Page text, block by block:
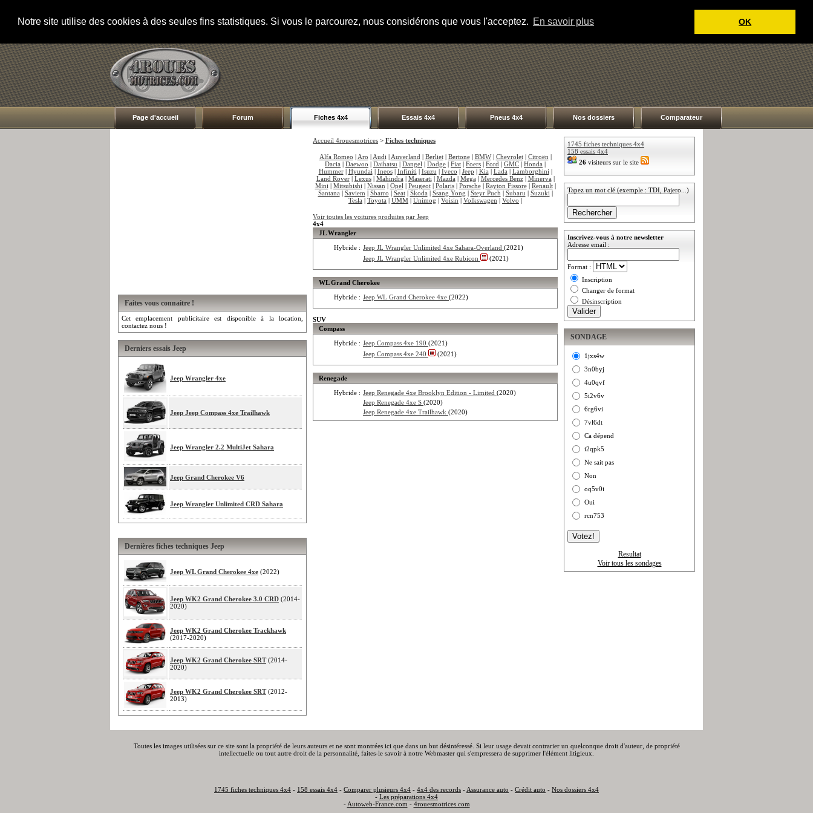
Notre site utilise des cookies à des seules fins statistiques. Si vous le parcourez, nous considérons que vous l'acceptez. En savoir plus OK
Page d'accueil Forum Fiches 4x4 Essais 4x4 Pneus 4x4 Nos dossiers Comparateur
Faites vous connaitre !
Cet emplacement publicitaire est disponible à la location,
contactez nous !
Derniers essais Jeep
Jeep Wrangler 4xe
Jeep Jeep Compass 4xe Trailhawk
Jeep Wrangler 2.2 MultiJet Sahara
Jeep Grand Cherokee V6
Jeep Wrangler Unlimited CRD Sahara
Dernières fiches techniques Jeep
Jeep WL Grand Cherokee 4xe (2022)
Jeep WK2 Grand Cherokee 3.0 CRD (2014-
2020)
Jeep WK2 Grand Cherokee Trackhawk
(2017-2020)
Jeep WK2 Grand Cherokee SRT(2014-
2020)
Jeep WK2 Grand Cherokee SRT(2012-
2013)
Accueil 4rouesmotrices > Fiches techniques
Alfa Romeo | Aro | Audi | Auverland | Berliet| Bertone| BMW| Chevrolet| Citroën |
Dacia | Daewoo | Daihatsu | Dangel | Dodge | Fiat | Foers | Ford | GMC | Honda |
Hummer| Hyundai | Ineos| Infiniti | Isuzu | Iveco | Jeep | Kia | Lada | Lamborghini |
Land Rover| Lexus| Mahindra | Maserati | Mazda | Mega | Mercedes Benz| Minerva |
Mini | Mitsubishi | Nissan | Opel | Peugeot| Polaris| Porsche| Rayton Fissore| Renault|
Santana | Saviem | Sbarro | Seat| Skoda | Ssang Yong | Steyr Puch | Subaru | Suzuki |
Tesla | Toyota | UMM | Unimog | Voisin | Volkswagen | Volvo |
Voir toutes les voitures produites par Jeep
4x4
JL Wrangler
Hybride : Jeep JL Wrangler Unlimited 4xe Sahara-Overland (2021)
Jeep JL Wrangler Unlimited 4xe Rubicon
(2021)
WL Grand Cherokee
Hybride : Jeep WL Grand Cherokee 4xe (2022)
SUV
Compass
Hybride : Jeep Compass 4xe 190 (2021)
Jeep Compass 4xe 240
(2021)
Renegade
Hybride : Jeep Renegade 4xe Brooklyn Edition - Limited (2020)
Jeep Renegade 4xe S (2020)
Jeep Renegade 4xe Trailhawk (2020)
1745 fiches techniques 4x4
158 essais 4x4
26 visiteurs sur le site
Tapez un mot clé (exemple : TDI, Pajero...)
Inscrivez-vous à notre newsletter
Adresse email :
Format :
Inscription
Changer de format
Désinscription
SONDAGE
1jxs4w
3n0byj
4u0qvf
5i2v6v
6rg6vi
7vl6dt
Ca dépend
i2qpk5
Ne sait pas
Non
oq5v0i
Oui
rcn753
Resultat
Voir tous les sondages
Toutes les images utilisées sur ce site sont la propriété de leurs auteurs et ne sont montrées ici que dans un but désintéressé. Si leur usage devait contrarier un quelconque droit d'auteur, de propriété
intellectuelle ou tout autre droit de la personnalité, faites-le savoir à notre Webmaster qui s'empressera de supprimer l'élément litigieux.
1745 fiches techniques 4x4 - 158 essais 4x4 - Comparer plusieurs 4x4 - 4x4 des records - Assurance auto - Crédit auto - Nos dossiers 4x4
- Les préparations 4x4
- Autoweb-France.com - 4rouesmotrices.com